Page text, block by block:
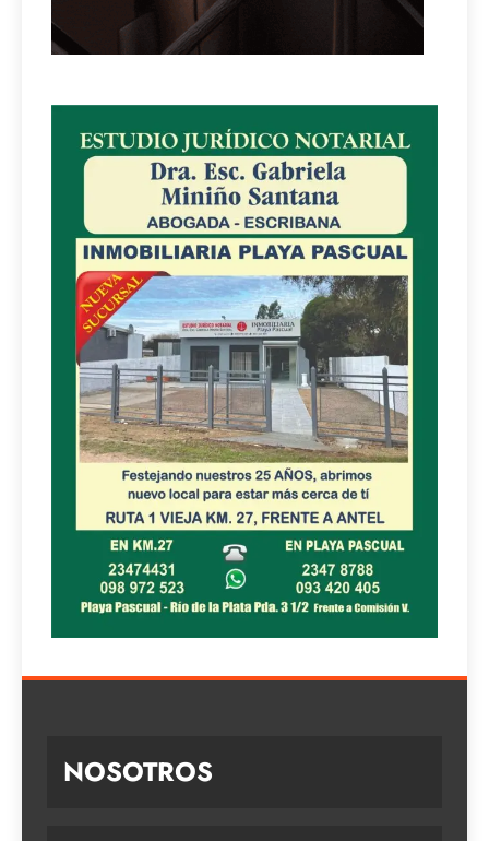
NOSOTROS